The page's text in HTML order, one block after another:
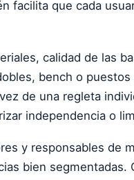
facilita que cada
calidad de las
bench o
de una regleta
independencia o
y responsables de
bien segmentadas.